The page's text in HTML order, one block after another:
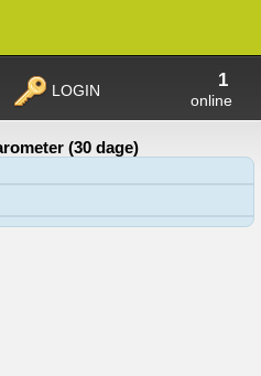
1
online
LOGIN
(30 dage)